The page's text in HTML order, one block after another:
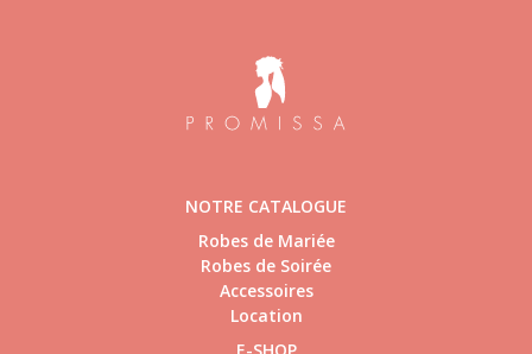
NOTRE CATALOGUE
Robes de Mariée
Robes de Soirée
Accessoires
Location
E-SHOP